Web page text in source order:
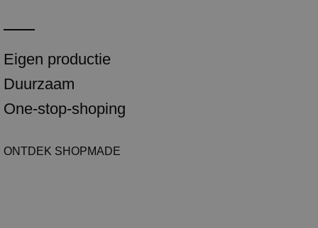
Eigen productie
Duurzaam
One-stop-shoping
ONTDEK SHOPMADE